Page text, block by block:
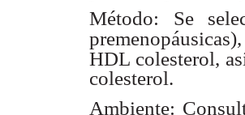
Método: Se
HDL colesterol,
colesterol.
Ambiente: